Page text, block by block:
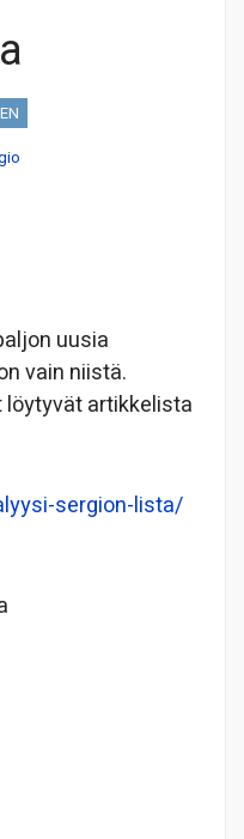
uusia
vain niistä.
artikkelista
sergion-lista/